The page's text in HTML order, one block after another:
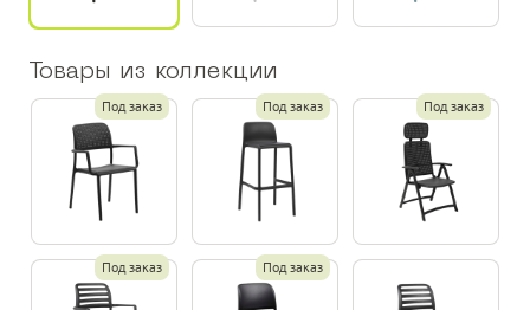
Товары из коллекции
Под заказ Под заказ Под заказ
Под заказ Под заказ